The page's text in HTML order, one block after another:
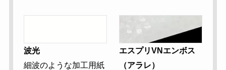
波光
細波のような加工用紙
エスプリVNエンボス
（アラレ）